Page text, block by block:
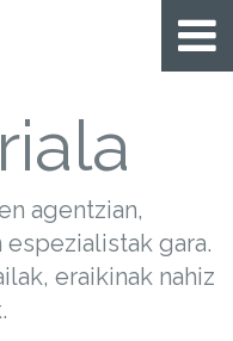
agentzian,
gara.
eraikinak nahiz